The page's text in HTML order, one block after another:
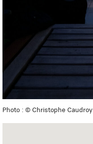
Photo : © Christophe Caudroy